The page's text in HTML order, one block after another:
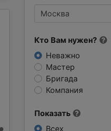
Кто Вам нужен?
Неважно
Мастер
Бригада
Компания
Показать
Всех